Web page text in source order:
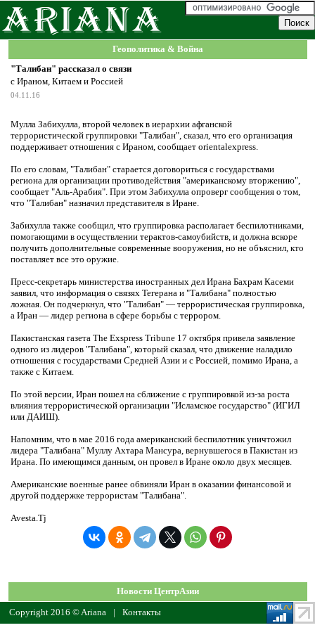
Геополитика & Война
"Талибан" рассказал о связи
с Ираном, Китаем и Россией
04.11.16
Мулла Забихулла, второй человек в иерархии афганской
террористической группировки "Талибан", сказал, что его организация
поддерживает отношения с Ираном, сообщает orientalexpress.
По его словам, "Талибан" старается договориться с государствами
региона для организации противодействия "американскому вторжению",
сообщает "Аль-Арабия". При этом Забихулла опроверг сообщения о том,
что "Талибан" назначил представителя в Иране.
Забихулла также сообщил, что группировка располагает беспилотниками,
помогающими в осуществлении терактов-самоубийств, и должна вскоре
получить дополнительные современные вооружения, но не объяснил, кто
поставляет все это оружие.
Пресс-секретарь министерства иностранных дел Ирана Бахрам Касеми
заявил, что информация о связях Тегерана и "Талибана" полностью
ложная. Он подчеркнул, что "Талибан" — террористическая группировка,
а Иран — лидер региона в сфере борьбы с террором.
Пакистанская газета The Exspress Tribune 17 октября привела заявление
одного из лидеров "Талибана", который сказал, что движение наладило
отношения с государствами Средней Азии и с Россией, помимо Ирана, а
также с Китаем.
По этой версии, Иран пошел на сближение с группировкой из-за роста
влияния террористической организации "Исламское государство" (ИГИЛ
или ДАИШ).
Напомним, что в мае 2016 года американский беспилотник уничтожил
лидера "Талибана" Муллу Ахтара Мансура, вернувшегося в Пакистан из
Ирана. По имеющимся данным, он провел в Иране около двух месяцев.
Американские военные ранее обвиняли Иран в оказании финансовой и
другой поддержке террористам "Талибана".
Avesta.Tj
Новости ЦентрАзии
Copyright 2016 © Ariana
| Контакты